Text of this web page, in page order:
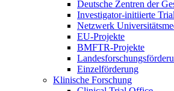
Deutsche Zentren der
Investigator-initiierte Trial
Netzwerk
EU-Projekte
BMFTR-Projekte
Einzelförderung
Klinische Forschung